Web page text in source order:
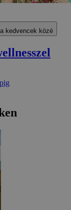
kedvencek közé